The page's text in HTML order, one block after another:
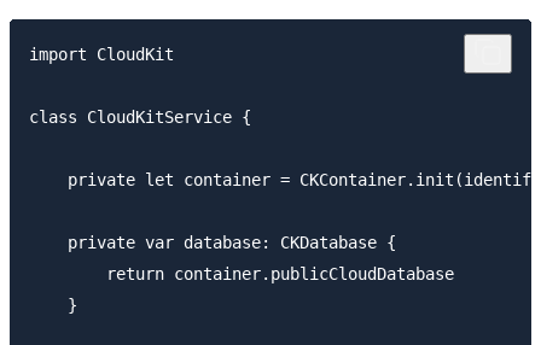
import CloudKit
class CloudKitService {
private let container =
    private var database: CKDatabase {
        return container.publicCloudDatabase
    }